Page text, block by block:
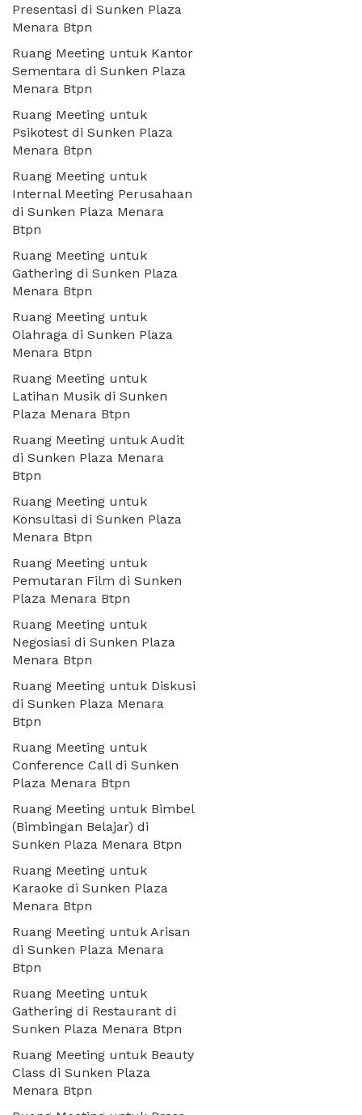
Presentasi di Sunken Plaza
Menara Btpn
Ruang Meeting untuk Kantor
Sementara di Sunken Plaza
Menara Btpn
Ruang Meeting untuk
Psikotest di Sunken Plaza
Menara Btpn
Ruang Meeting untuk
Internal Meeting Perusahaan
di Sunken Plaza Menara
Btpn
Ruang Meeting untuk
Gathering di Sunken Plaza
Menara Btpn
Ruang Meeting untuk
Olahraga di Sunken Plaza
Menara Btpn
Ruang Meeting untuk
Latihan Musik di Sunken
Plaza Menara Btpn
Ruang Meeting untuk Audit
di Sunken Plaza Menara
Btpn
Ruang Meeting untuk
Konsultasi di Sunken Plaza
Menara Btpn
Ruang Meeting untuk
Pemutaran Film di Sunken
Plaza Menara Btpn
Ruang Meeting untuk
Negosiasi di Sunken Plaza
Menara Btpn
Ruang Meeting untuk Diskusi
di Sunken Plaza Menara
Btpn
Ruang Meeting untuk
Conference Call di Sunken
Plaza Menara Btpn
Ruang Meeting untuk Bimbel
(Bimbingan Belajar) di
Sunken Plaza Menara Btpn
Ruang Meeting untuk
Karaoke di Sunken Plaza
Menara Btpn
Ruang Meeting untuk Arisan
di Sunken Plaza Menara
Btpn
Ruang Meeting untuk
Gathering di Restaurant di
Sunken Plaza Menara Btpn
Ruang Meeting untuk Beauty
Class di Sunken Plaza
Menara Btpn